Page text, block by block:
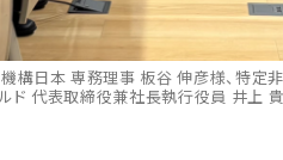
構日本 専務理事 板谷 伸彦様、特
ド 代表取締役兼社長執行役員 井上 貴